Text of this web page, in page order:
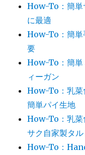
How-To：簡単
に最適
How-To：簡単
要
How-To：簡単
ィーガン
How-To：乳菜
簡単パイ生地
How-To：乳菜
サク自家製タ
How-To：